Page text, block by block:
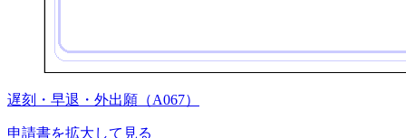
遅刻・早退・外出願（A067）
申請書を拡大して見る